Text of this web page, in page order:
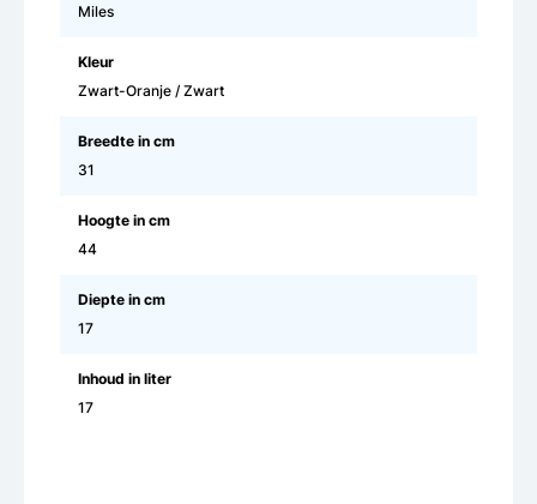
Miles
Kleur
Zwart-Oranje / Zwart
Breedte in cm
31
Hoogte in cm
44
Diepte in cm
17
Inhoud in liter
17